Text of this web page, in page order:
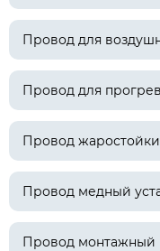
Провод для
Провод для
Провод
Провод медный
Провод монтажный